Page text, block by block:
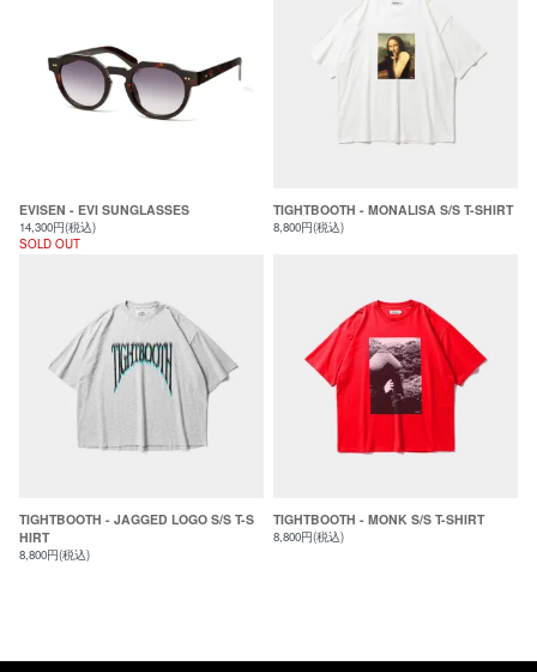
EVISEN - EVI SUNGLASSES
14,300円(税込)
SOLD OUT
TIGHTBOOTH - MONALISA S/S T-SHIRT
8,800円(税込)
TIGHTBOOTH - JAGGED LOGO S/S T-S
HIRT
8,800円(税込)
TIGHTBOOTH - MONK S/S T-SHIRT
8,800円(税込)